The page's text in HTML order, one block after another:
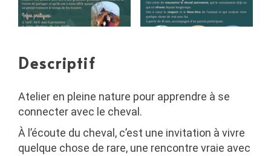
Descriptif
Atelier en pleine nature pour apprendre à se
connecter avec le cheval.
À l’écoute du cheval, c’est une invitation à vivre
quelque chose de rare, une rencontre vraie avec